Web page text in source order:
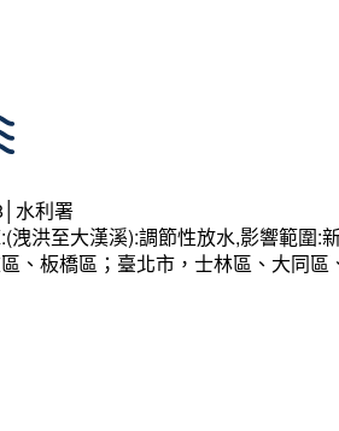
水利署
洩洪至大漢溪):調節性放水,影響範圍
、板橋區；臺北市，士林區、大同